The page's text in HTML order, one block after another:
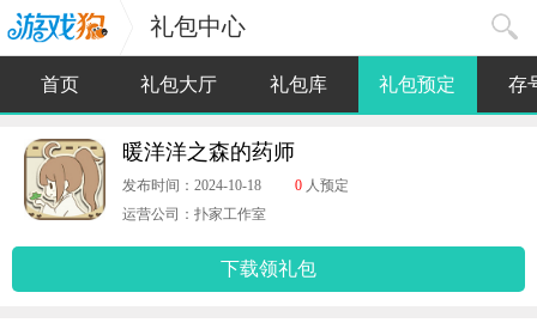
礼包中心
首页 礼包大厅 礼包库 礼包预定 存
暖洋洋之森的药师
发布时间：2024-10-18 0 人预定
运营公司：扑家工作室
下载领礼包